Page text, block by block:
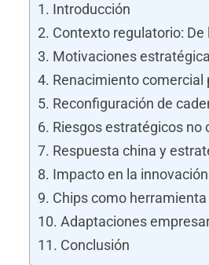
Introducción
Contexto regulatorio:
Motivaciones
Renacimiento
Reconfiguración de
Riesgos estratégicos no
Respuesta china y
Impacto en la
Chips como
Adaptaciones
Conclusión